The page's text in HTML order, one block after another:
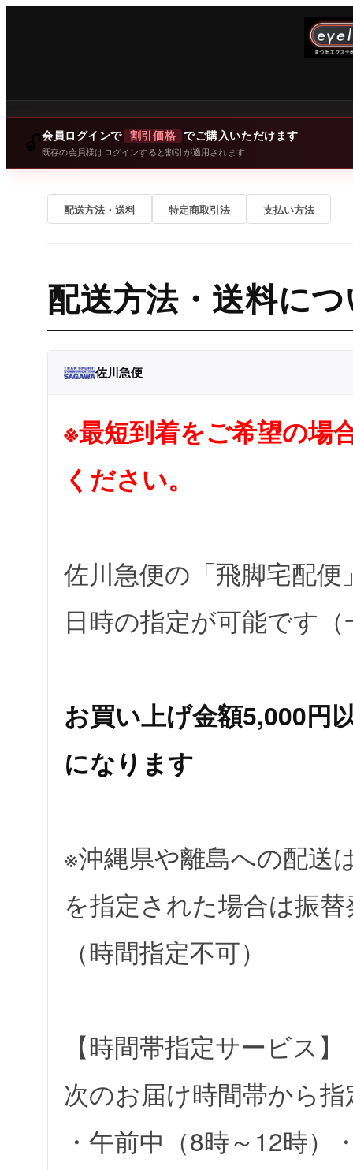
🔓会員ログインで 割引価格 でご購入いただけます
既存の会員様はログインすると割引が適用されます
配送方法・送料 特定商取引法 支払い方法
配送方法・送料に
佐川急便
※最短到着をご希望の場
ください。
佐川急便の「飛脚宅配
日時の指定が可能です
お買い上げ金額5,000円
になります
※沖縄県や離島への配送
を指定された場合は振
（時間指定不可）
【時間帯指定サービス】
次のお届け時間帯から
・午前中（8時～12時）